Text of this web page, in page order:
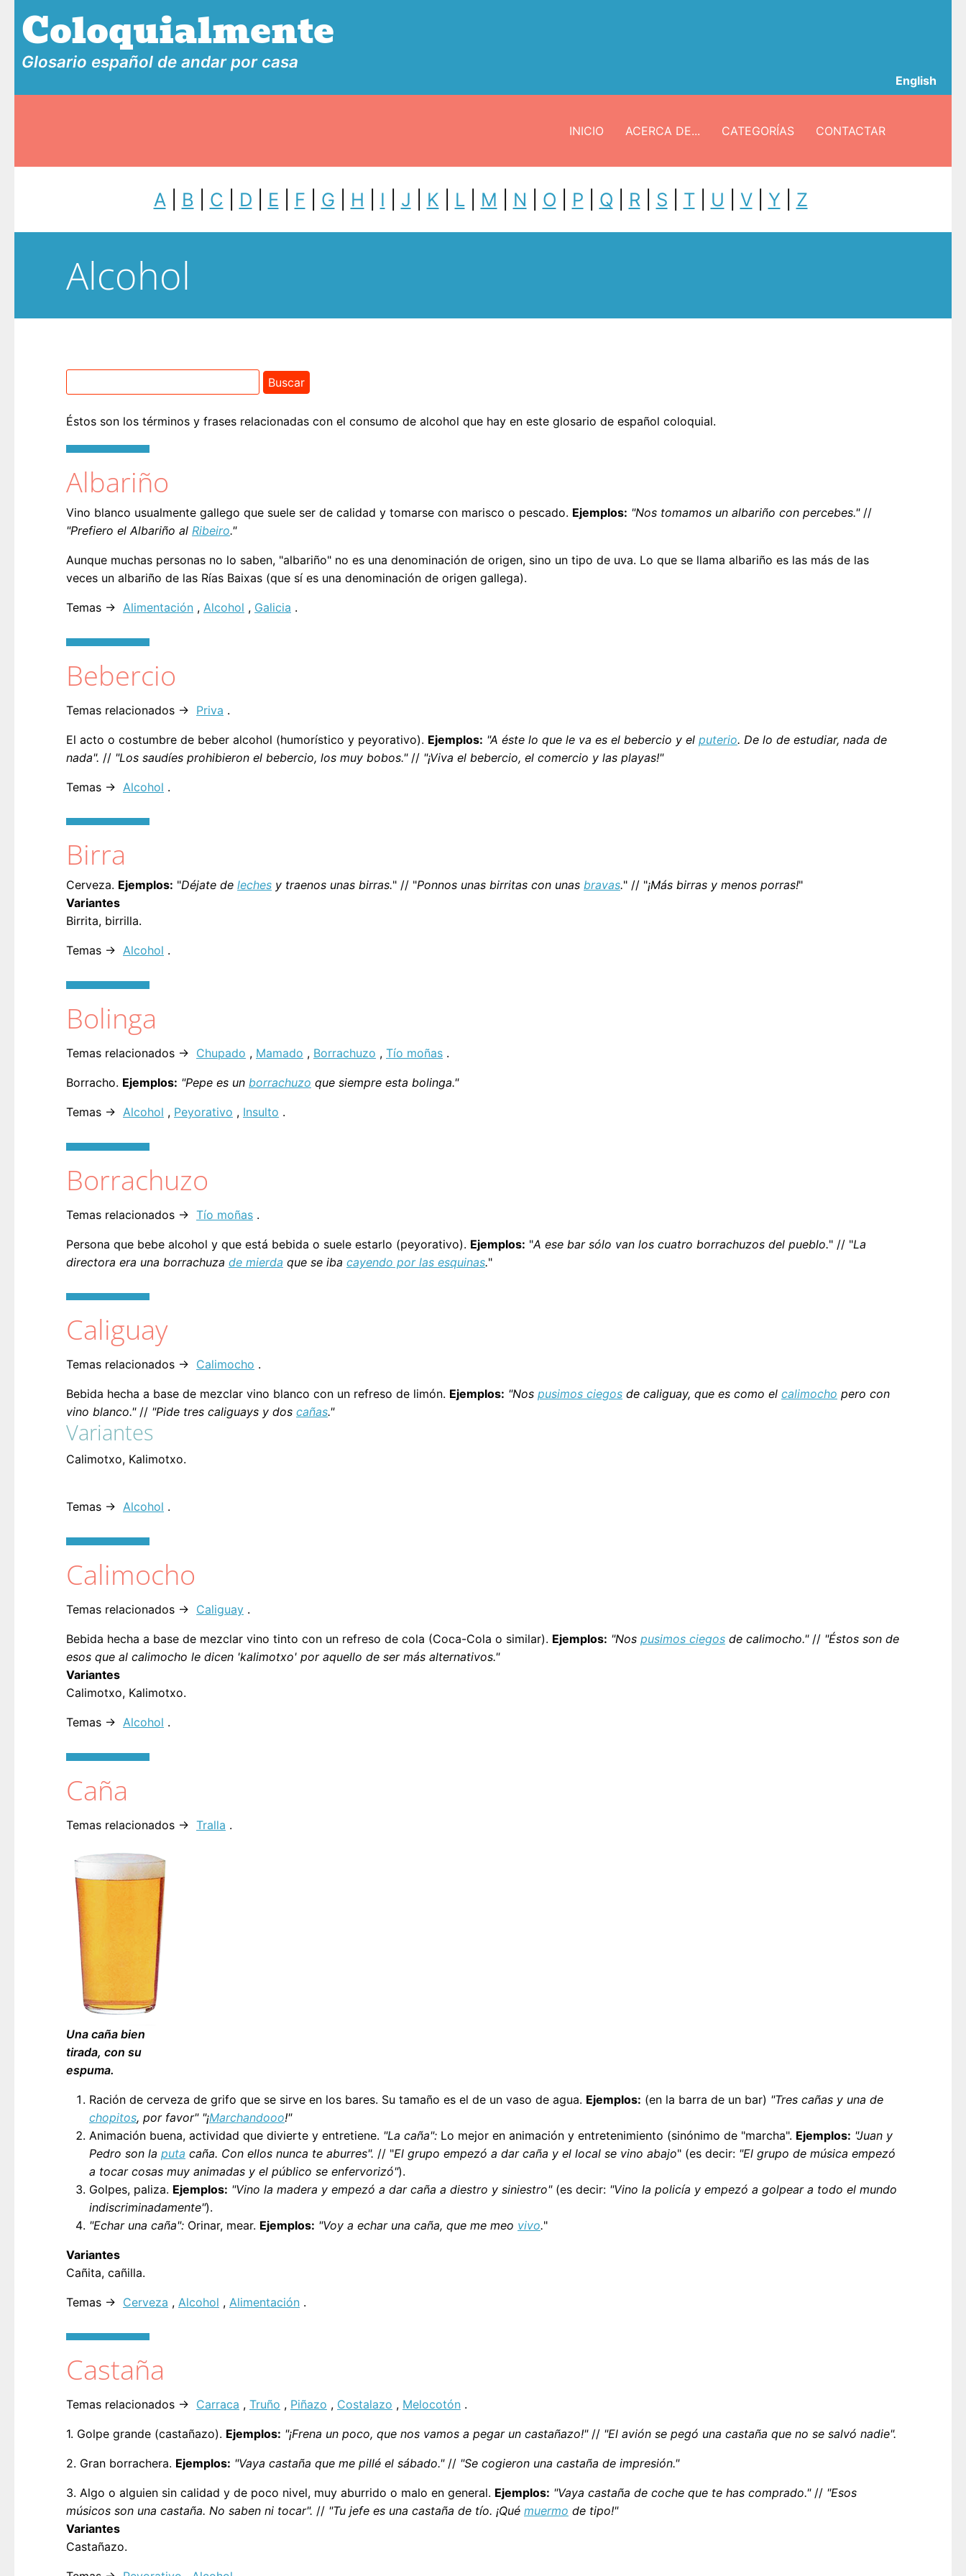
Coloquialmente
Glosario español de andar por casa
English
INICIO ACERCA DE... CATEGORÍAS CONTACTAR
A B C D E F G H I J K L| M N O P Q R S T| U V| Y Z
Alcohol
Éstos son los términos y frases relacionadas con el consumo de alcohol que hay en este glosario de español coloquial.
Albariño
Vino blanco usualmente gallego que suele ser de calidad y tomarse con marisco o pescado. Ejemplos: "Nos tomamos un albariño con percebes."//
"Prefiero el Albariño al Ribeiro."
Aunque muchas personas no lo saben, "albariño" no es una denominación de origen, sino un tipo de uva. Lo que se llama albariño es las más de las
veces un albariño de las Rías Baixas (que sí es una denominación de origen gallega).
Temas → Alimentación , Alcohol , Galicia .
Bebercio
Temas relacionados → Priva .
El acto o costumbre de beber alcohol (humorístico y peyorativo). Ejemplos: "A éste lo que le va es el bebercio y el puterio. De lo de estudiar, nada de
nada". // "Los saudíes prohibieron el bebercio, los muy bobos."// "¡Viva el bebercio, el comercio y las playas!"
Temas → Alcohol .
Birra
Cerveza. Ejemplos: "Déjate de leches y traenos unas birras." // "Ponnos unas birritas con unas bravas." // "¡Más birras y menos porras!"
Variantes
Birrita, birrilla.
Temas → Alcohol .
Bolinga
Temas relacionados → Chupado , Mamado , Borrachuzo , Tío moñas .
Borracho. Ejemplos: "Pepe es un borrachuzo que siempre esta bolinga."
Temas → Alcohol , Peyorativo , Insulto .
Borrachuzo
Temas relacionados → Tío moñas .
Persona que bebe alcohol y que está bebida o suele estarlo (peyorativo). Ejemplos: "A ese bar sólo van los cuatro borrachuzos del pueblo." // "La
directora era una borrachuza de mierda que se iba cayendo por las esquinas."
Caliguay
Temas relacionados → Calimocho .
Bebida hecha a base de mezclar vino blanco con un refreso de limón. Ejemplos: "Nos pusimos ciegos de caliguay, que es como el calimocho pero con
vino blanco."// "Pide tres caliguays y dos cañas."
Variantes
Calimotxo, Kalimotxo.
Temas → Alcohol .
Calimocho
Temas relacionados → Caliguay .
Bebida hecha a base de mezclar vino tinto con un refreso de cola (Coca-Cola o similar). Ejemplos: "Nos pusimos ciegos de calimocho."// "Éstos son de
esos que al calimocho le dicen 'kalimotxo' por aquello de ser más alternativos."
Variantes
Calimotxo, Kalimotxo.
Temas → Alcohol .
Caña
Temas relacionados → Tralla .
Una caña bien
tirada, con su
espuma.
Ración de cerveza de grifo que se sirve en los bares. Su tamaño es el de un vaso de agua. Ejemplos: (en la barra de un bar) "Tres cañas y una de
chopitos, por favor" "¡Marchandooo!"
Animación buena, actividad que divierte y entretiene. "La caña": Lo mejor en animación y entretenimiento (sinónimo de "marcha". Ejemplos: "Juan y
Pedro son la puta caña. Con ellos nunca te aburres". // "El grupo empezó a dar caña y el local se vino abajo" (es decir: "El grupo de música empezó
a tocar cosas muy animadas y el público se enfervorizó").
Golpes, paliza. Ejemplos: "Vino la madera y empezó a dar caña a diestro y siniestro"(es decir: "Vino la policía y empezó a golpear a todo el mundo
indiscriminadamente").
"Echar una caña": Orinar, mear. Ejemplos: "Voy a echar una caña, que me meo vivo."
Variantes
Cañita, cañilla.
Temas → Cerveza , Alcohol , Alimentación .
Castaña
Temas relacionados → Carraca , Truño , Piñazo , Costalazo , Melocotón .
1. Golpe grande (castañazo). Ejemplos: "¡Frena un poco, que nos vamos a pegar un castañazo!"// "El avión se pegó una castaña que no se salvó nadie".
2. Gran borrachera. Ejemplos: "Vaya castaña que me pillé el sábado."// "Se cogieron una castaña de impresión."
3. Algo o alguien sin calidad y de poco nivel, muy aburrido o malo en general. Ejemplos: "Vaya castaña de coche que te has comprado."// "Esos
músicos son una castaña. No saben ni tocar". // "Tu jefe es una castaña de tío. ¡Qué muermo de tipo!"
Variantes
Castañazo.